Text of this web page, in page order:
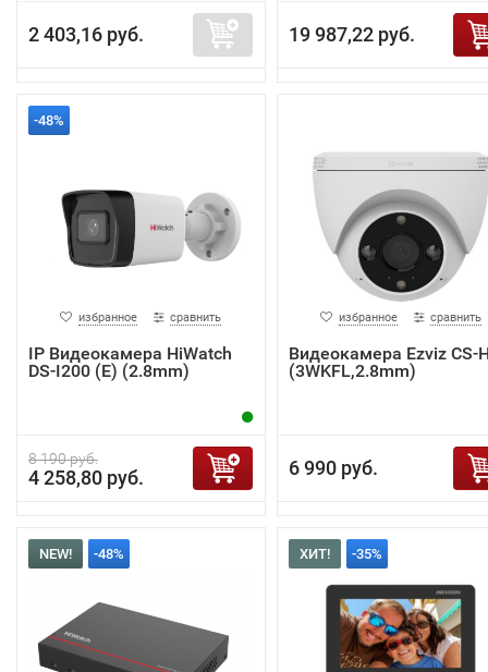
2 403,16 руб. 19 987,22 руб.
-48%
избранное сравнить
IP Видеокамера HiWatch
DS-I200 (E) (2.8mm)
8 190 руб.
4 258,80 руб.
избранное сравнить
Видеокамера Ezviz CS-
(3WKFL,2.8mm)
6 990 руб.
NEW! -48% ХИТ! -35%